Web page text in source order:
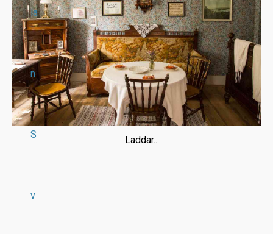
lä
n
S
v
Laddar..